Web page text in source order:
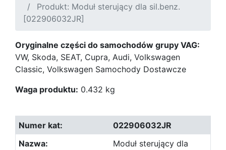
Produkt: Moduł sterujący dla sil.benz.
[022906032JR]
Oryginalne części do samochodów grupy VAG:
VW, Skoda, SEAT, Cupra, Audi, Volkswagen
Classic, Volkswagen Samochody Dostawcze
Waga produktu: 0.432 kg
022906032JR
Moduł sterujący dla